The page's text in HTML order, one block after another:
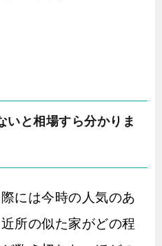
いと相場すら分かりま
には今時の人気のあ
所の似た家がどの程